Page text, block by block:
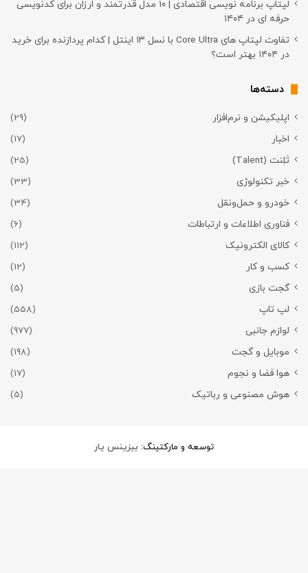
لپتاپ برنامه نویسی اقتصادی | ۱۰ مدل قدرتمند و ارزان برای کدنویسی
حرفه ای در ۱۴۰۴
تفاوت لپتاپ های Core Ultra با نسل ۱۳ اینتل | کدام پردازنده برای خرید
در ۱۴۰۴ بهتر است؟
دسته‌ها
اپلیکیشن و نرم‌افزار
(29)
اخبار
(17)
تَلِنت (Talent)
(25)
خبر تکنولوژی
(33)
خودرو و حمل‌و‌نقل
(34)
فناوری اطلاعات و ارتباطات
(6)
کالای الکترونیک
(112)
کسب و کار
(12)
گجت بازی
(5)
لپ تاپ
(558)
لوازم جانبی
(977)
موبایل و گجت
(198)
هوا فضا و نجوم
(17)
هوش مصنوعی و رباتیک
(5)
توسعه و مارکتینگ: بیزینس یار